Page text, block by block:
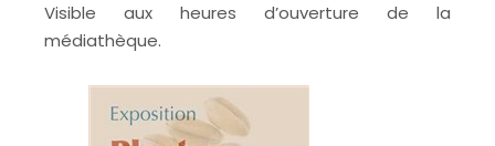
Visible aux heures d’ouverture de la
médiathèque.